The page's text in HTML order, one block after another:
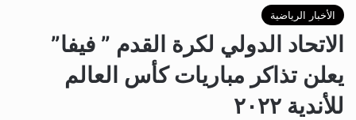
الأخبار الرياضية
الاتحاد الدولي لكرة القدم ” فيفا”
يعلن تذاكر مباريات كأس العالم
للأندية ٢٠٢٢